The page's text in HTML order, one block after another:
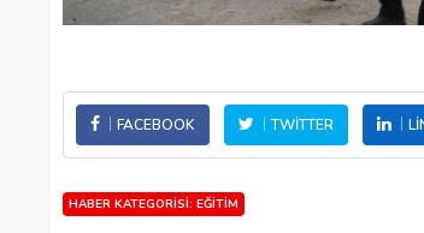
FACEBOOK TWITTER
HABER KATEGORISI: EĞITIM